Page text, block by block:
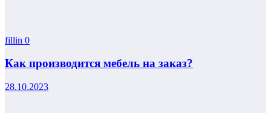
fillin 0
Как производится мебель на заказ?
28.10.2023